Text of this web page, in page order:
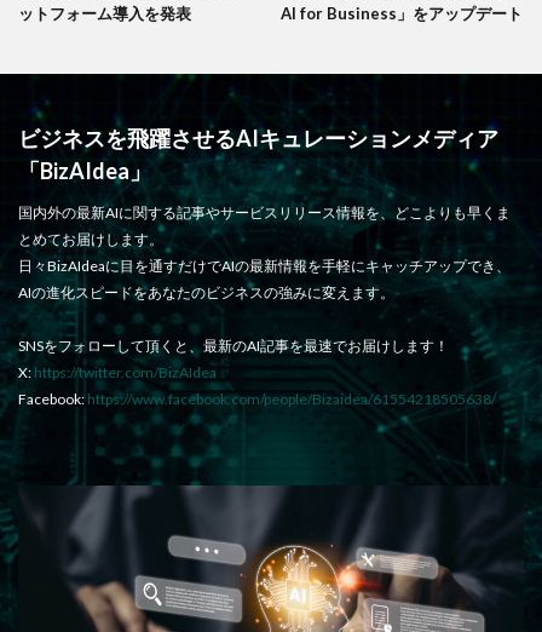
ットフォーム導入を発表
AI for Business」をアップデート
ビジネスを飛躍させるAIキュレーションメディア
「BizAIdea」
国内外の最新AIに関する記事やサービスリリース情報を、どこよりも早くま
とめてお届けします。
日々BizAIdeaに目を通すだけでAIの最新情報を手軽にキャッチアップでき、
AIの進化スピードをあなたのビジネスの強みに変えます。
SNSをフォローして頂くと、最新のAI記事を最速でお届けします！
X: https://twitter.com/BizAIdea
Facebook: https://www.facebook.com/people/Bizaidea/61554218505638/